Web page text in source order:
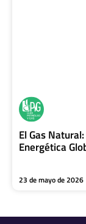
El Gas
Energética
23 de mayo de 2026